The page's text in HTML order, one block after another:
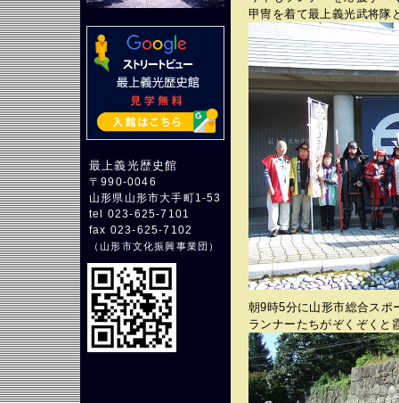
最上義光歴史館
〒990-0046
山形県山形市大手町1-53
tel 023-625-7101
fax 023-625-7102
（山形市文化振興事業団 ）
甲冑を着て最上義光武将隊
朝9時5分に山形市総合スポ
ランナーたちがぞくぞくと